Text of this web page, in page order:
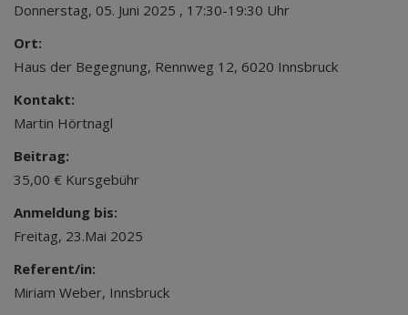
Donnerstag, 05. Juni 2025 , 17:30-19:30 Uhr
Ort:
Haus der Begegnung, Rennweg 12, 6020 Innsbruck
Kontakt:
Martin Hörtnagl
Beitrag:
35,00 € Kursgebühr
Anmeldung bis:
Freitag, 23.Mai 2025
Referent/in:
Miriam Weber, Innsbruck